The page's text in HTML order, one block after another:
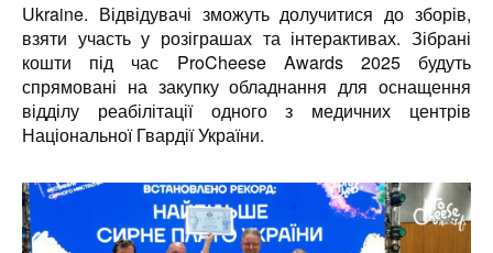
Ukraine. Відвідувачі зможуть долучитися до зборів,
взяти участь у розіграшах та інтерактивах. Зібрані
кошти під час ProCheese Awards 2025 будуть
спрямовані на закупку обладнання для оснащення
відділу реабілітації одного з медичних центрів
Національної Гвардії України.